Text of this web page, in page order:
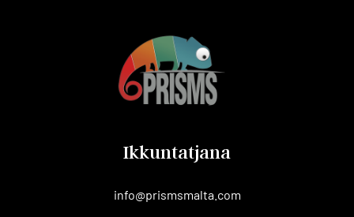
Ikkuntatjana
info@prismsmalta.com